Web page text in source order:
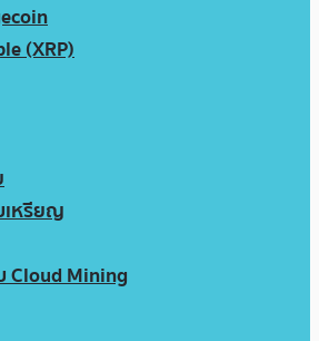
(XRP)
เหรียญ
Cloud Mining